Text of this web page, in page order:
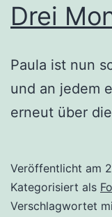
Drei
Paula ist nun
und an jedem
erneut über
Veröffentlicht am
Kategorisiert als
Verschlagwortet